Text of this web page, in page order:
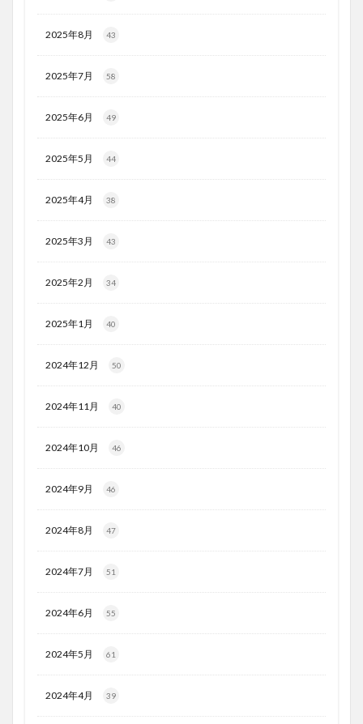
2025年8月 43
2025年7月 58
2025年6月 49
2025年5月 44
2025年4月 38
2025年3月 43
2025年2月 34
2025年1月 40
2024年12月 50
2024年11月 40
2024年10月 46
2024年9月 46
2024年8月 47
2024年7月 51
2024年6月 55
2024年5月 61
2024年4月 39